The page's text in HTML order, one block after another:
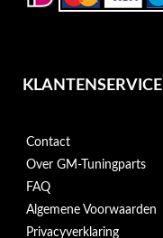
KLANTENSERVICE
Contact
Over GM-Tuningparts
FAQ
Algemene Voorwaarden
Privacyverklaring